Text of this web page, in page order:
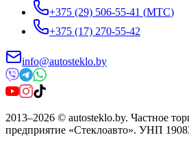
+375 (29) 506-55-41 (МТС)
+375 (17) 270-55-42
info@autosteklo.by
2013–2026 © autosteklo.by. Частное
предприятие «Стеклоавто». УНП